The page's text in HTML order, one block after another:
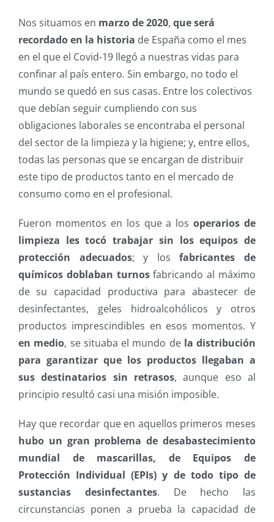
Nos situamos en marzo de 2020, que será
recordado en la historia de España como el mes
en el que el Covid-19 llegó a nuestras vidas para
confinar al país entero. Sin embargo, no todo el
mundo se quedó en sus casas. Entre los colectivos
que debían seguir cumpliendo con sus
obligaciones laborales se encontraba el personal
del sector de la limpieza y la higiene; y, entre ellos,
todas las personas que se encargan de distribuir
este tipo de productos tanto en el mercado de
consumo como en el profesional.
Fueron momentos en los que a losoperarios de
limpieza les tocó trabajar sin los equipos de
protección adecuados; y losfabricantes
de
químicos doblaban turnosfabricando al máximo
de su capacidad productiva para abastecer de
desinfectantes, geles hidroalcohólicos y otros
productos imprescindibles en esos momentos. Y
en medio, se situaba el mundo de la distribución
para garantizar que los productos llegaban a
sus destinatarios sin retrasos, aunque eso al
principio resultó casi una misión imposible.
Hay que recordar que en aquellos primeros meses
hubo un gran problema de desabastecimiento
mundial de mascarillas, de Equipos de
Protección Individual (EPIs) y de todo tipo de
sustancias desinfectantes. De hecho las
circunstancias ponen a prueba la capacidad de